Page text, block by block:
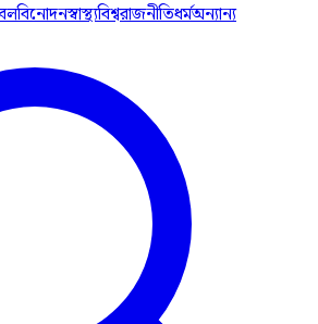
বিনোদনস্বাস্থ্যবিশ্বরাজনীতিধর্মঅন্যান্য